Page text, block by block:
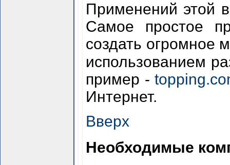
Применений этой
Самое простое
создать огромное
использованием
пример -
Интернет.
Вверх
Необходимые